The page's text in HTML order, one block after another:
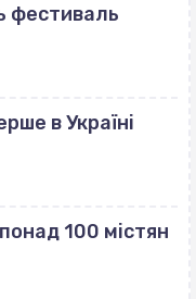
фестиваль
в Україні
100 містян